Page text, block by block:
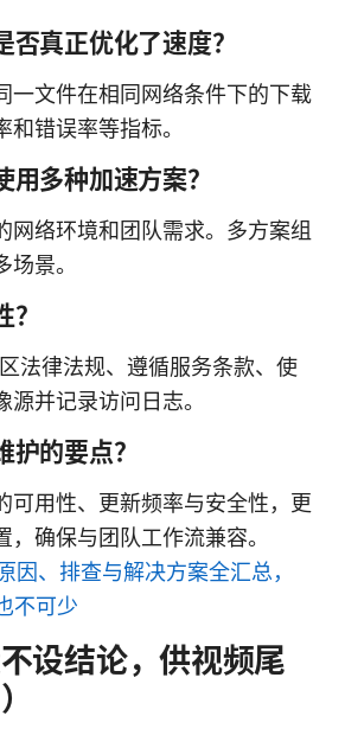
否真正优化了速度？
一文件在相同网络条件下的下载
错误率等指标。
用多种加速方案？
网络环境和团队需求。多方案组
景。
法律法规、遵循服务条款、使
并记录访问日志。
护的要点？
可用性、更新频率与安全性，更
，确保与团队工作流兼容。
因、排查与解决方案全汇总，
不可少
设结论，供视频尾